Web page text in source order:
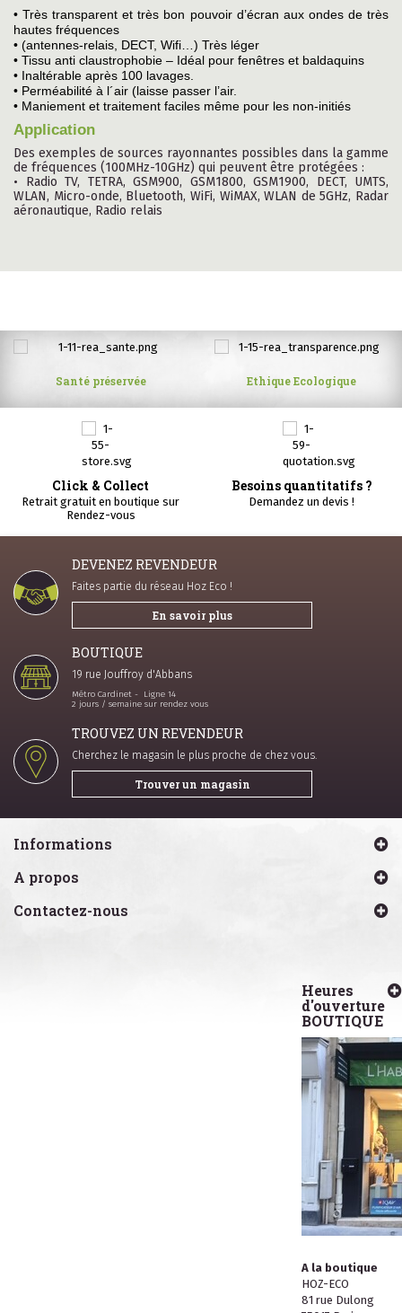
• Très transparent et très bon pouvoir d’écran aux ondes de très
hautes fréquences
• (antennes-relais, DECT, Wifi…) Très léger
• Tissu anti claustrophobie – Idéal pour fenêtres et baldaquins
• Inaltérable après 100 lavages.
• Perméabilité à l´air (laisse passer l’air.
• Maniement et traitement faciles même pour les non-initiés
Application
Des exemples de sources rayonnantes possibles dans la gamme
de fréquences (100MHz-10GHz) qui peuvent être protégées :
• Radio TV, TETRA, GSM900, GSM1800, GSM1900, DECT, UMTS,
WLAN, Micro-onde, Bluetooth, WiFi, WiMAX, WLAN de 5GHz, Radar
aéronautique, Radio relais
Santé préservée Ethique Ecologique
Click & Collect
Retrait gratuit en boutique sur
Rendez-vous
Besoins quantitatifs ?
Demandez un devis !
DEVENEZ REVENDEUR
Faites partie du réseau Hoz Eco !
En savoir plus
BOUTIQUE
19 rue Jouffroy d'Abbans
Métro Cardinet - Ligne 14
2 jours / semaine sur rendez vous
TROUVEZ UN REVENDEUR
Cherchez le magasin le plus proche de chez vous.
Trouver un magasin
Informations
A propos
Contactez-nous
Heures
d'ouverture
BOUTIQUE
A la boutique
HOZ-ECO
81 rue Dulong